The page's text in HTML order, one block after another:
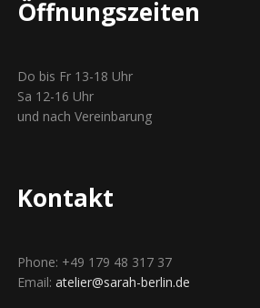
Öffnungszeiten
Do bis Fr 13-18 Uhr
Sa 12-16 Uhr
und nach Vereinbarung
Kontakt
Phone: +49 179 48 317 37
Email: atelier@sarah-berlin.de